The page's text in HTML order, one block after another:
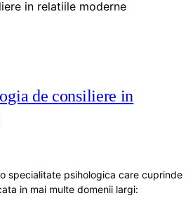
de consiliere in
specialitate psihologica care cuprinde
in mai multe domenii largi: